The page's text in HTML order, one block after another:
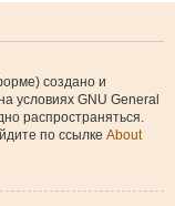
создано и
условиях GNU General
распространяться.
по ссылке About